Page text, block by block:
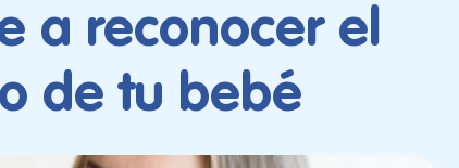
a reconocer el
de tu bebé